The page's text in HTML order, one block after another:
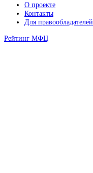
О проекте
Контакты
Для правообладателей
Рейтинг МФЦ